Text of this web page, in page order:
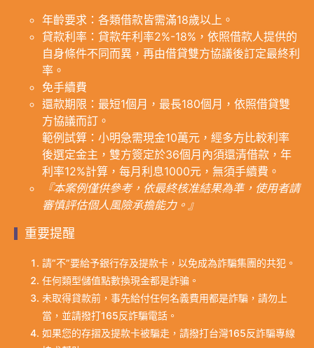
年齡要求：各類借款皆需滿18歲以上。
貸款利率：貸款年利率2%-18%，依照借款人提供的
自身條件不同而異，再由借貸雙方協議後訂定最終利
率。
免手續費
還款期限：最短1個月，最長180個月，依照借貸雙
方協議而訂。
範例試算：小明急需現金10萬元，經多方比較利率
後選定金主，雙方簽定於36個月內須還清借款，年
利率12%計算，每月利息1000元，無須手續費。
『本案例僅供參考，依最終核准結果為準，使用者請
審慎評估個人風險承擔能力。』
重要提醒
請“不”要給予銀行存及提款卡，以免成為詐騙集團的共犯。
任何類型儲值點數換現金都是詐骗。
未取得貸款前，事先給付任何名義費用都是詐騙，請勿上
當，並請撥打165反詐騙電話。
如果您的存摺及提款卡被騙走，請撥打台灣165反詐騙專線